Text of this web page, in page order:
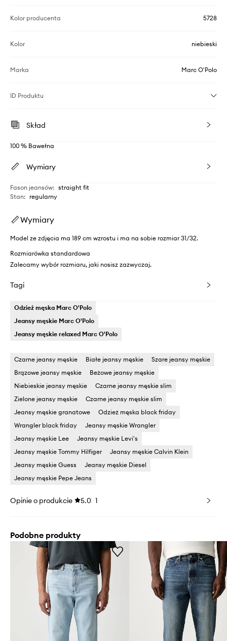
Kolor producenta 5728
Kolor niebieski
Marka Marc O'Polo
ID Produktu
Skład
100 % Bawełna
Wymiary
Fason jeansów: straight fit
Stan: regularny
Wymiary
Model ze zdjęcia ma 189 cm wzrostu i ma na sobie rozmiar 31/32.
Rozmiarówka standardowa
Zalecamy wybór rozmiaru, jaki nosisz zazwyczaj.
Tagi
Odzież męska Marc O'Polo
Jeansy męskie Marc O'Polo
Jeansy męskie relaxed Marc O'Polo
Czarne jeansy męskie Białe jeansy męskie
Szare jeansy męskie
Brązowe jeansy męskie
Beżowe jeansy męskie
Niebieskie jeansy męskie
Czarne jeansy męskie slim
Zielone jeansy męskie
Czarne jeansy męskie slim
Jeansy męskie granatowe
Odzież męska black friday
Wrangler black friday
Jeansy męskie Wrangler
Jeansy męskie Lee
Jeansy męskie Levi's
Jeansy męskie Tommy Hilfiger
Jeansy męskie Calvin Klein
Jeansy męskie Guess
Jeansy męskie Diesel
Jeansy męskie Pepe Jeans
Opinie o produkcie 5.0 1
Podobne produkty